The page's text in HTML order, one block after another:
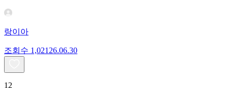
랑이아
조회수 1,021 26.06.30
12